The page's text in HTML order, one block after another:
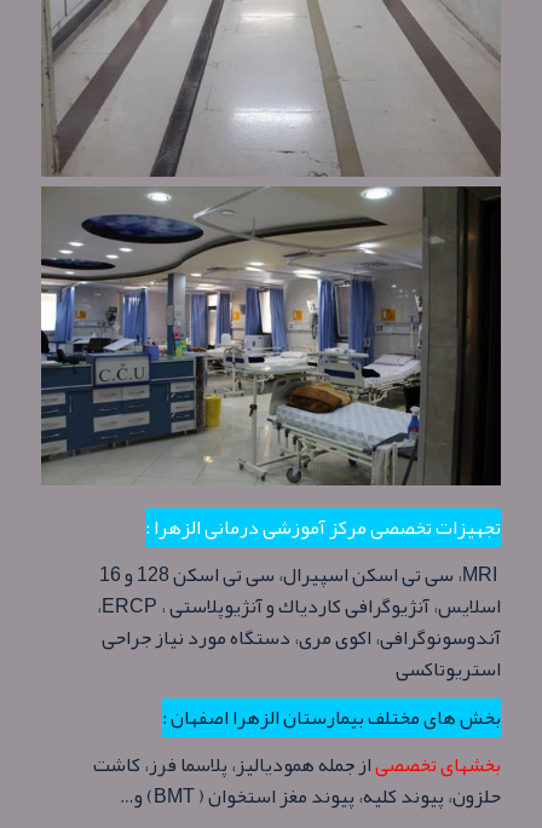
تجهیزات تخصصی مرکز آموزشی درمانی الزهرا :
MRI، سی تی اسکن اسپیرال، سی تی اسکن 128 و 16
اسلایس، آنژيوگرافی كاردياك و آنژيوپلاستی ، ERCP،
آندوسونوگرافی، اكوی مری، دستگاه مورد نیاز جراحی
استریوتاکسی
بخش های مختلف بیمارستان الزهرا اصفهان :
بخشهای تخصصیاز جمله همودیالیز، پلاسما فرز، کاشت
حلزون، پیوند کلیه، پيوند مغز استخوان ( BMT) و…